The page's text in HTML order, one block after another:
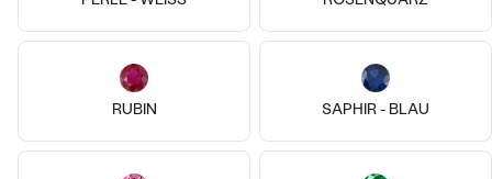
RUBIN SAPHIR - BLAU